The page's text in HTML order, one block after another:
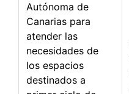
Autónoma de
Canarias para
atender las
necesidades de
los espacios
destinados a